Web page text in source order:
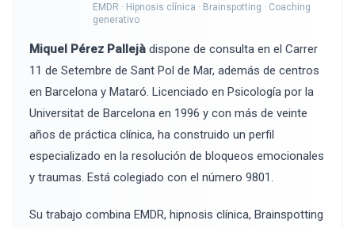
EMDR · Hipnosis clínica · Brainspotting · Coaching
generativo
Miquel Pérez Pallejà dispone de consulta en el Carrer
11 de Setembre de Sant Pol de Mar, además de centros
en Barcelona y Mataró. Licenciado en Psicología por la
Universitat de Barcelona en 1996 y con más de veinte
años de práctica clínica, ha construido un perfil
especializado en la resolución de bloqueos emocionales
y traumas. Está colegiado con el número 9801.
Su trabajo combina EMDR, hipnosis clínica, Brainspotting